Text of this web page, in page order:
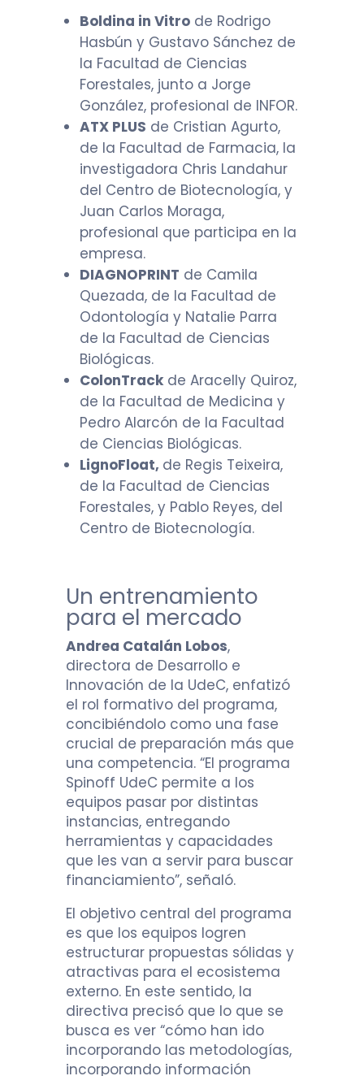
Boldina in Vitrode Rodrigo
Hasbún y Gustavo Sánchez de
la Facultad de Ciencias
Forestales, junto a Jorge
González, profesional de INFOR.
ATX PLUS de Cristian Agurto,
de la Facultad de Farmacia, la
investigadora Chris Landahur
del Centro de Biotecnología, y
Juan Carlos Moraga,
profesional que participa en la
empresa.
DIAGNOPRINT de Camila
Quezada, de la Facultad de
Odontología y Natalie Parra
de la Facultad de Ciencias
Biológicas.
ColonTrackde Aracelly Quiroz,
de la Facultad de Medicina y
Pedro Alarcón de la Facultad
de Ciencias Biológicas.
LignoFloat, de Regis Teixeira,
de la Facultad de Ciencias
Forestales, y Pablo Reyes, del
Centro de Biotecnología.
Un entrenamiento
para el mercado
Andrea Catalán Lobos,
directora de Desarrollo e
Innovación de la UdeC, enfatizó
el rol formativo del programa,
concibiéndolo como una fase
crucial de preparación más que
una competencia. “El programa
Spinoff UdeC permite a los
equipos pasar por distintas
instancias, entregando
herramientas y capacidades
que les van a servir para buscar
financiamiento”, señaló.
El objetivo central del programa
es que los equipos logren
estructurar propuestas sólidas y
atractivas para el ecosistema
externo. En este sentido, la
directiva precisó que lo que se
busca es ver “cómo han ido
incorporando las metodologías,
incorporando información